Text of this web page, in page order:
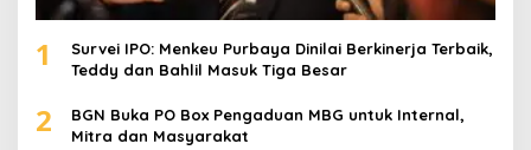
1
Survei IPO: Menkeu Purbaya Dinilai Berkinerja Terbaik,
Teddy dan Bahlil Masuk Tiga Besar
2
BGN Buka PO Box Pengaduan MBG untuk Internal,
Mitra dan Masyarakat